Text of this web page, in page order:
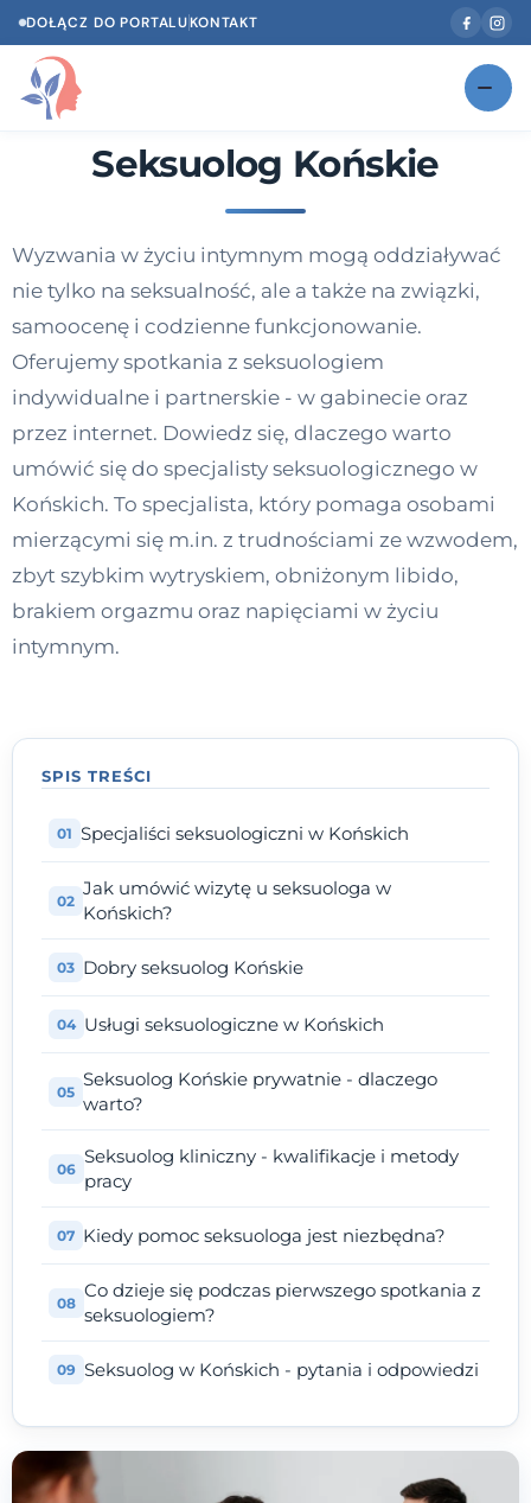
DOŁĄCZ DO PORTALUKONTAKT
Znajdź swojego specjalistęNOWOŚĆ
Według specjalizacji
Diagnozy psychologiczne
Testy psychologiczne
Dawka wiedzy
Kontakt
Seksuolog Końskie
Wyzwania w życiu intymnym mogą oddziaływać
nie tylko na seksualność, ale a także na związki,
samoocenę i codzienne funkcjonowanie.
Oferujemy spotkania z seksuologiem
indywidualne i partnerskie - w gabinecie oraz
przez internet. Dowiedz się, dlaczego warto
umówić się do specjalisty seksuologicznego w
Końskich. To specjalista, który pomaga osobami
mierzącymi się m.in. z trudnościami ze wzwodem,
zbyt szybkim wytryskiem, obniżonym libido,
brakiem orgazmu oraz napięciami w życiu
intymnym.
SPIS TREŚCI
Specjaliści seksuologiczni w Końskich
Jak umówić wizytę u seksuologa w
Końskich?
Dobry seksuolog Końskie
Usługi seksuologiczne w Końskich
Seksuolog Końskie prywatnie - dlaczego
warto?
Seksuolog kliniczny - kwalifikacje i metody
pracy
Kiedy pomoc seksuologa jest niezbędna?
Co dzieje się podczas pierwszego spotkania z
seksuologiem?
Seksuolog w Końskich - pytania i odpowiedzi